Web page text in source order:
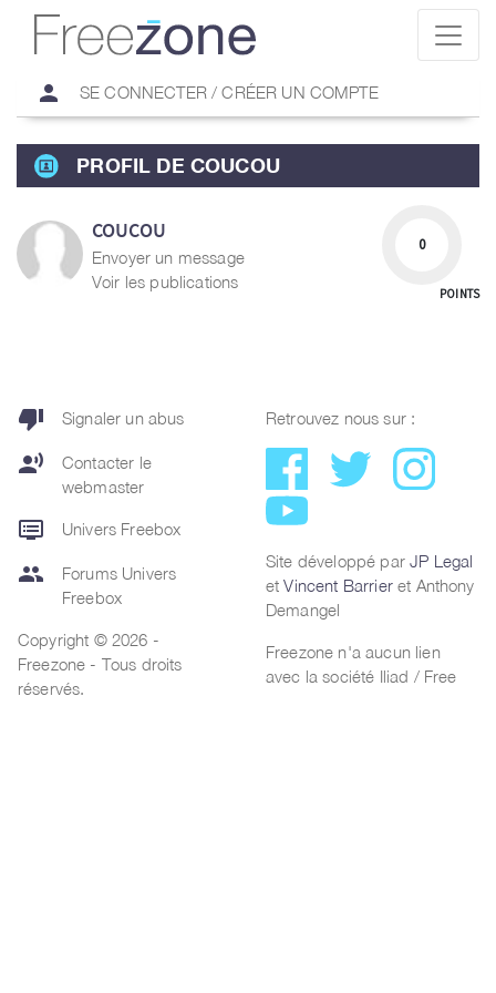
person SE CONNECTER / CRÉER UN COMPTE
PROFIL DE COUCOU
COUCOU
Envoyer un message
Voir les publications
0
POINTS
thumb_down Signaler un abus
record_voice_over
Contacter le
webmaster
dvr Univers Freebox
group
Forums Univers
Freebox
Copyright © 2026 -
Freezone - Tous droits
réservés.
Retrouvez nous sur :
Site développé parJP Legal
etVincent Barrieret Anthony
Demangel
Freezone n'a aucun lien
avec la société Iliad / Free